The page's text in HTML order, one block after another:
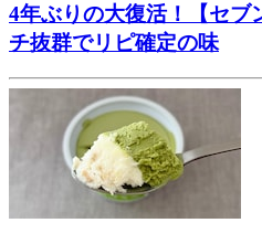
4年ぶりの大復活！【セブ
チ抜群でリピ確定の味